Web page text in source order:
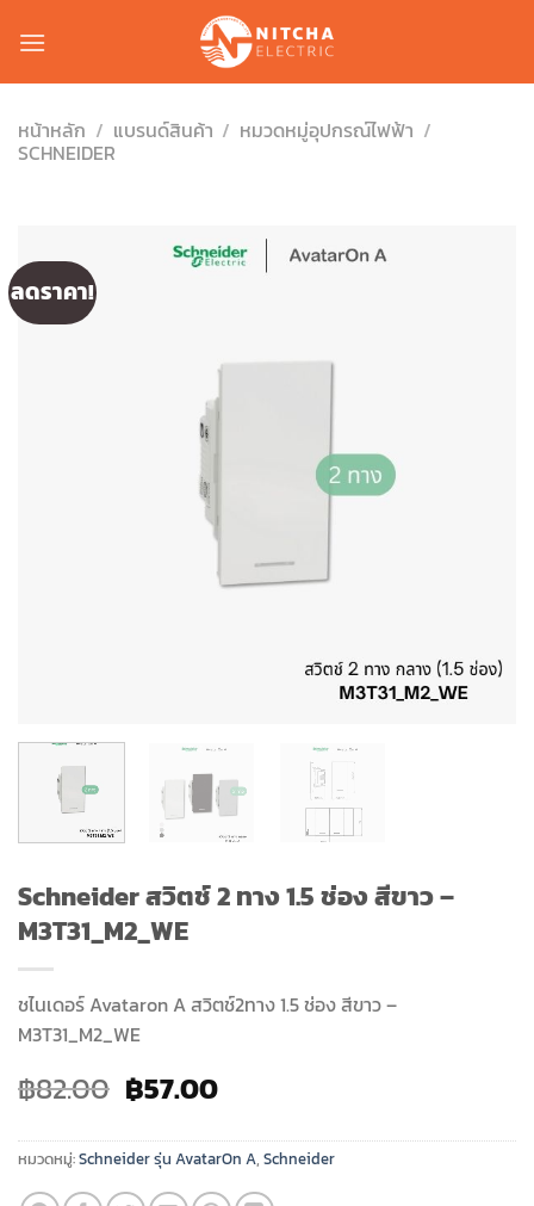
หน้าหลัก / แบรนด์สินค้า / หมวดหมู่อุปกรณ์ไฟฟ้า /
SCHNEIDER
ลดราคา!
Schneider สวิตช์ 2 ทาง 1.5 ช่อง สีขาว –
M3T31_M2_WE
ชไนเดอร์ Avataron A สวิตช์2ทาง 1.5 ช่อง สีขาว –
M3T31_M2_WE
฿82.00 Original
price
was:
฿82.00.
฿57.00Current
is:
฿57.00.
หมวดหมู่:Schneider รุ่น AvatarOn A, Schneider